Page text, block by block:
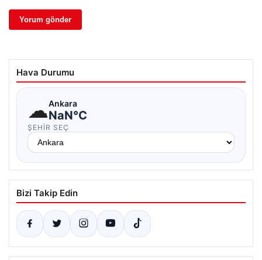
Hava Durumu
☁Ankara
NaN°C
ŞEHIR SEÇ
Bizi Takip Edin